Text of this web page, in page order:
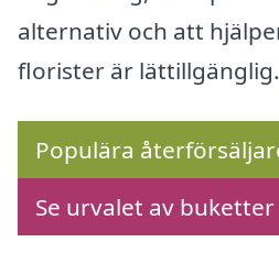
alternativ och att
florister är lättillgänglig.
Populära
Se urvalet av buketter